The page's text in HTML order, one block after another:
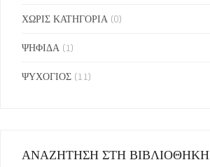
ΧΩΡΙΣ ΚΑΤΗΓΟΡΙΑ (0)
ΨΗΦΙΔΑ (1)
ΨΥΧΟΓΙΟΣ (11)
ΑΝΑΖΗΤΗΣΗ ΣΤΗ ΒΙΒΛΙΟΘΗΚΗ